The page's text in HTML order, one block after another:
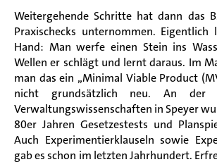
Weitergehende Schritte hat dann das
Praxischecks unternommen.
Hand: Man werfe einen Stein ins
Wellen er schlägt und lernt daraus. Im
man das ein „Minimal Viable Product
nicht grundsätzlich neu. An der
Verwaltungswissenschaften in Speyer
80er Jahren Gesetzestests und
Auch Experimentierklauseln sowie
gab es schon im letzten Jahrhundert.